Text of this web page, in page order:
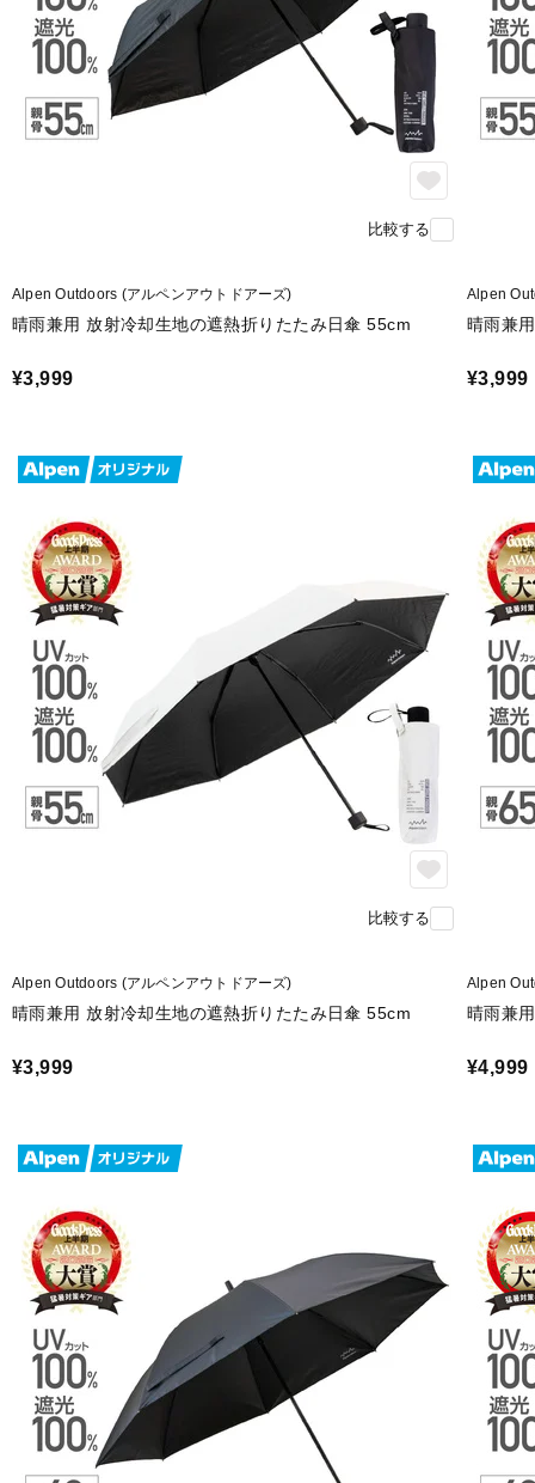
比較する
Alpen Outdoors (アルペンアウトドアーズ)
晴雨兼用 放射冷却生地の遮熱折りたたみ日傘 55cm
¥3,999
Alpen
晴雨兼
¥3,999
比較する
Alpen Outdoors (アルペンアウトドアーズ)
晴雨兼用 放射冷却生地の遮熱折りたたみ日傘 55cm
¥3,999
Alpen
晴雨兼
¥4,999